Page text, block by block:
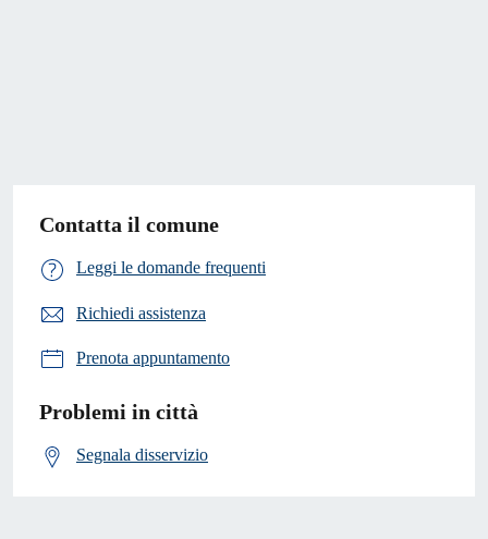
Contatta il comune
Leggi le domande frequenti
Richiedi assistenza
Prenota appuntamento
Problemi in città
Segnala disservizio